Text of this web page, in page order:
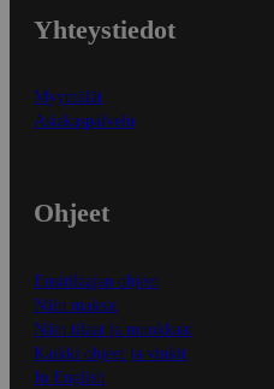
Yhteystiedot
Myymälät
Asiakaspalvelu
Ohjeet
Ensitilaajan ohjeet
Näin maksat
Näin tilaat ja muokkaat
Kaikki ohjeet ja vinkit
In English